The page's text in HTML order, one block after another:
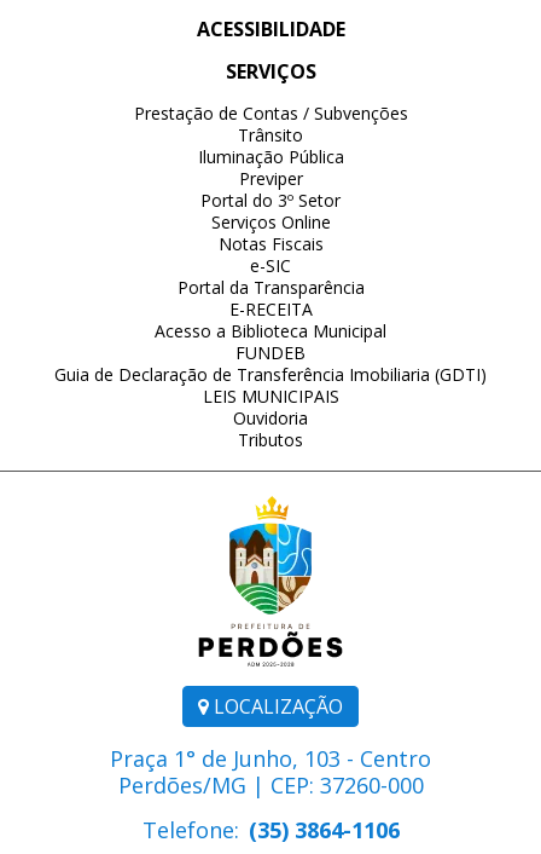
LOCALIZAÇÃO
Praça 1° de Junho, 103 - Centro
Perdões/MG | CEP: 37260-000
Telefone: (35) 3864-1106
ACESSIBILIDADE
SERVIÇOS
Prestação de Contas / Subvenções
Trânsito
Iluminação Pública
Previper
Portal do 3º Setor
Serviços Online
Notas Fiscais
e-SIC
Portal da Transparência
E-RECEITA
Acesso a Biblioteca Municipal
FUNDEB
Guia de Declaração de Transferência Imobiliaria (GDTI)
LEIS MUNICIPAIS
Ouvidoria
Tributos